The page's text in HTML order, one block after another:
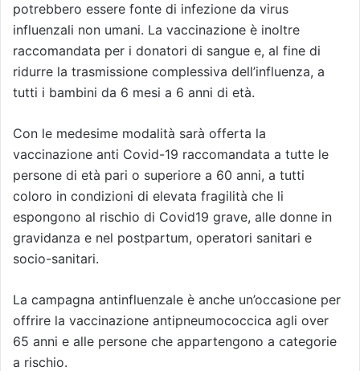
potrebbero essere fonte di infezione da virus
influenzali non umani. La vaccinazione è inoltre
raccomandata per i donatori di sangue e, al fine di
ridurre la trasmissione complessiva dell’influenza, a
tutti i bambini da 6 mesi a 6 anni di età.
Con le medesime modalità sarà offerta la
vaccinazione anti Covid-19 raccomandata a tutte le
persone di età pari o superiore a 60 anni, a tutti
coloro in condizioni di elevata fragilità che li
espongono al rischio di Covid19 grave, alle donne in
gravidanza e nel postpartum, operatori sanitari e
socio-sanitari.
La campagna antinfluenzale è anche un’occasione per
offrire la vaccinazione antipneumococcica agli over
65 anni e alle persone che appartengono a categorie
a rischio.